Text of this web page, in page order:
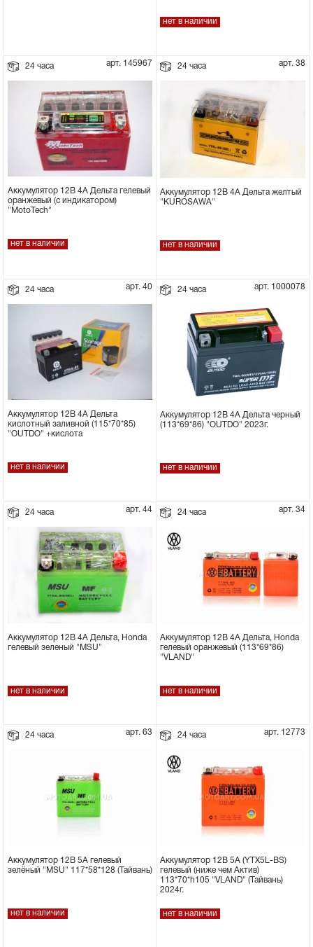
нет в наличии
24 часа арт. 145967
Аккумулятор 12В 4А Дельта гелевый
оранжевый (с индикатором)
"MotoTech"
нет в наличии
24 часа арт. 38
Аккумулятор 12В 4А Дельта желтый
"KUROSAWA"
нет в наличии
24 часа арт. 40
Аккумулятор 12В 4А Дельта
кислотный заливной (115*70*85)
"OUTDO" +кислота
нет в наличии
24 часа арт. 1000078
Аккумулятор 12В 4А Дельта черный
(113*69*86) "OUTDO" 2023г.
нет в наличии
24 часа арт. 44
Аккумулятор 12В 4А Дельта, Honda
гелевый зеленый "MSU"
нет в наличии
24 часа арт. 34
Аккумулятор 12В 4А Дельта, Honda
гелевый оранжевый (113*69*86)
"VLAND"
нет в наличии
24 часа арт. 63
Аккумулятор 12В 5А гелевый
зелёный "MSU" 117*58*128 (Тайвань)
нет в наличии
24 часа арт. 12773
Аккумулятор 12В 5А (YTX5L-BS)
гелевый (ниже чем Актив)
113*70*h105 "VLAND" (Тайвань)
2024г.
нет в наличии